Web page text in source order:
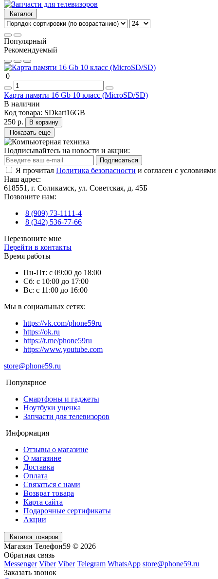
Каталог
Популярный
Рекомендуемый
0
Карта памяти 16 Gb 10 класс (MicroSD/SD)
В наличии
Код товара: SDkart16GB
250 р.
В корзину
Показать еще
Подписывайтесь на новости и акции:
Подписаться
Я прочитал Политика безопасности и согласен с условиями
Наш адрес:
618551, г. Соликамск, ул. Советская, д. 45Б
Позвоните нам:
8 (909) 73-1111-4
8 (342) 536-77-66
Перезвоните мне
Перейти в контакты
Время работы
Пн-Пт: с 09:00 до 18:00
Сб: с 10:00 до 17:00
Вс: с 11:00 до 16:00
Мы в социальных сетях:
https://vk.com/phone59ru
https://ok.ru
https://t.me/phone59ru
https://www.youtube.com
store@phone59.ru
Популярное
Смартфоны и гаджеты
Ноутбуки уценка
Запчасти для телевизоров
Информация
Отзывы о магазине
О магазине
Доставка
Оплата
Связаться с нами
Возврат товара
Карта сайта
Подарочные сертификаты
Акции
Каталог товаров
Магазин Телефон59 © 2026
Обратная связь
Messenger Viber Viber Telegram WhatsApp store@phone59.ru
Заказать звонок